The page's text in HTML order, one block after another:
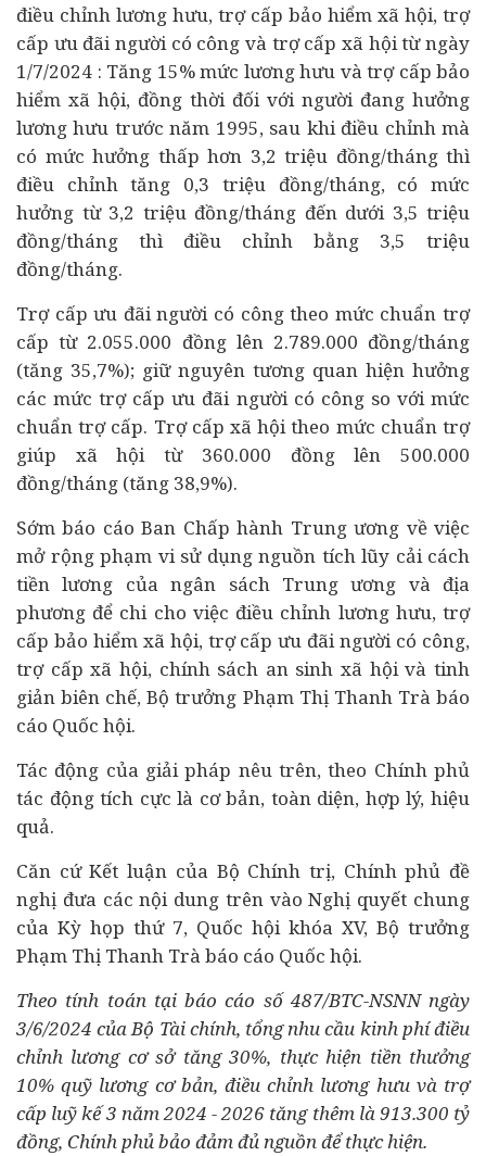
điều chỉnh lương hưu, trợ cấp bảo hiểm xã hội, trợ
cấp ưu đãi người có công và trợ cấp xã hội từ ngày
1/7/2024 : Tăng 15% mức lương hưu và trợ cấp bảo
hiểm xã hội, đồng thời đối với người đang hưởng
lương hưu trước năm 1995, sau khi điều chỉnh mà
có mức hưởng thấp hơn 3,2 triệu đồng/tháng thì
điều chỉnh tăng 0,3 triệu đồng/tháng, có mức
hưởng từ 3,2 triệu đồng/tháng đến dưới 3,5 triệu
đồng/tháng thì điều chỉnh bằng 3,5 triệu
đồng/tháng.
Trợ cấp ưu đãi người có công theo mức chuẩn trợ
cấp từ 2.055.000 đồng lên 2.789.000 đồng/tháng
(tăng 35,7%); giữ nguyên tương quan hiện hưởng
các mức trợ cấp ưu đãi người có công so với mức
chuẩn trợ cấp. Trợ cấp xã hội theo mức chuẩn trợ
giúp xã hội từ 360.000 đồng lên 500.000
đồng/tháng (tăng 38,9%).
Sớm báo cáo Ban Chấp hành Trung ương về việc
mở rộng phạm vi sử dụng nguồn tích lũy cải cách
tiền lương của ngân sách Trung ương và địa
phương để chi cho việc điều chỉnh lương hưu, trợ
cấp bảo hiểm xã hội, trợ cấp ưu đãi người có công,
trợ cấp xã hội, chính sách an sinh xã hội và tinh
giản biên chế,Bộ trưởng Phạm Thị Thanh Tràbáo
cáo Quốc hội.
Tác động của giải pháp nêu trên, theo Chính phủ
tác động tích cực là cơ bản, toàn diện, hợp lý, hiệu
quả.
Căn cứ Kết luận của Bộ Chính trị, Chính phủ đề
nghị đưa các nội dung trên vào Nghị quyết chung
của Kỳ họp thứ 7, Quốc hội khóa XV, Bộ trưởng
Phạm Thị Thanh Trà báo cáo Quốc hội.
Theo tính toán tại báo cáo số 487/BTC-NSNN ngày
3/6/2024 của Bộ Tài chính, tổng nhu cầu kinh phí điều
chỉnh lương cơ sở tăng 30%, thực hiện tiền thưởng
10% quỹ lương cơ bản, điều chỉnh lương hưu và trợ
cấp luỹ kế 3 năm 2024 - 2026 tăng thêm là 913.300 tỷ
đồng, Chính phủ bảo đảm đủ nguồn để thực hiện.